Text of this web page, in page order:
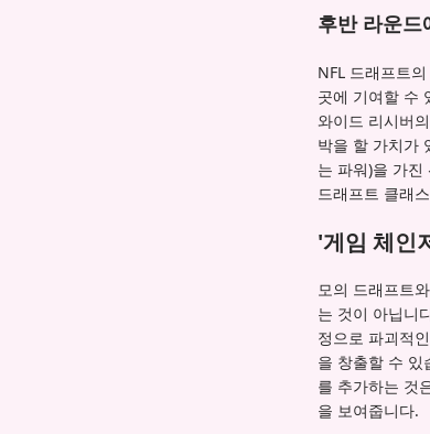
후반 라운드
NFL 드래프트
곳에 기여할 수
와이드 리시버
박을 할 가치가
는 파워)을 가
드래프트 클래
'게임 체인
모의 드래프트
는 것이 아닙니
정으로 파괴적
을 창출할 수 있
를 추가하는 것
을 보여줍니다.